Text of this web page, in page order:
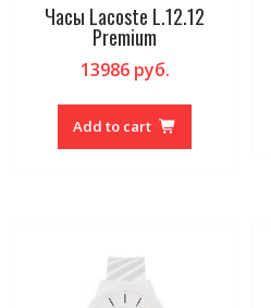
Часы Lacoste L.12.12
Premium
13986руб.
Add to cart